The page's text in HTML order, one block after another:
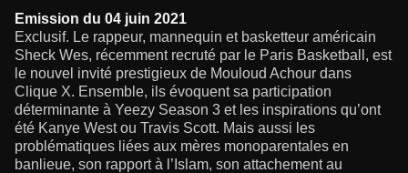
Emission du 04 juin 2021
Exclusif. Le rappeur, mannequin et basketteur américain
Sheck Wes, récemment recruté par le Paris Basketball, est
le nouvel invité prestigieux de Mouloud Achour dans
Clique X. Ensemble, ils évoquent sa participation
déterminante à Yeezy Season 3 et les inspirations qu’ont
été Kanye West ou Travis Scott. Mais aussi les
problématiques liées aux mères monoparentales en
banlieue, son rapport à l’Islam, son attachement au